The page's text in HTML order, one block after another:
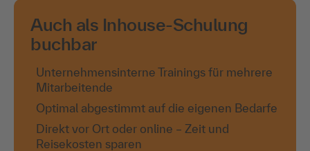
Auch als Inhouse-Schulung
buchbar
Unternehmensinterne Trainings für mehrere
Mitarbeitende
Optimal abgestimmt auf die eigenen Bedarfe
Direkt vor Ort oder online – Zeit und
Reisekosten sparen